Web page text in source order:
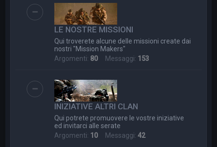
LE NOSTRE MISSIONI
Qui troverete alcune delle missioni create dai
nostri "Mission Makers"
Argomenti: 80 Messaggi: 153
INIZIATIVE ALTRI CLAN
Qui potrete promuovere le vostre iniziative
ed invitarci alle serate
Argomenti: 10 Messaggi:42